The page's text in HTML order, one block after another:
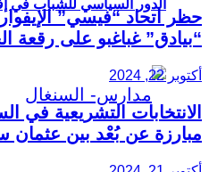
الدور السياسي للشباب في
حظر اتحاد “فيسي”
“بيادق” غباغبو على رقعة
أكتوبر 22, 2024
الانتخابات التشريعية في
مبارزة عن بُعْد بين